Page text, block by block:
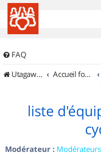
FAQ
UtagawaVTT (Randos VTT et VTTAE avec traces GPS)
Accueil forum
liste
Modérateur :